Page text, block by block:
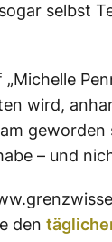
selbst
wird,
– und
den